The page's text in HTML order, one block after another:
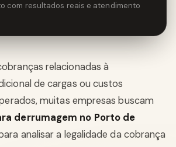
com resultados reais e atendimento
relacionadas à
de cargas ou custos
muitas empresas buscam
derrumagem no Porto de
analisar a legalidade da cobrança